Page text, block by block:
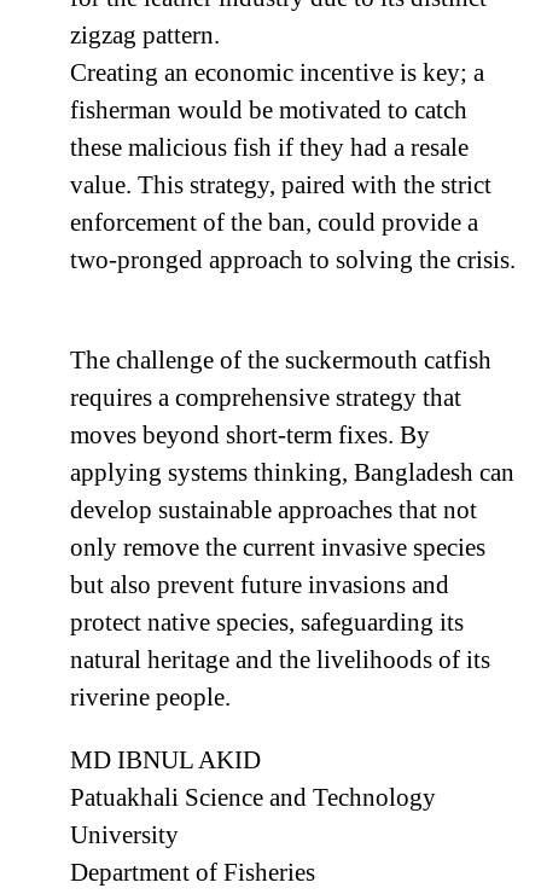
zigzag pattern.
Creating an economic incentive is key; a
fisherman would be motivated to catch
these malicious fish if they had a resale
value. This strategy, paired with the strict
enforcement of the ban, could provide a
two-pronged approach to solving the crisis.
The challenge of the suckermouth catfish
requires a comprehensive strategy that
moves beyond short-term fixes. By
applying systems thinking, Bangladesh can
develop sustainable approaches that not
only remove the current invasive species
but also prevent future invasions and
protect native species, safeguarding its
natural heritage and the livelihoods of its
riverine people.
MD IBNUL AKID
Patuakhali Science and Technology
University
Department of Fisheries